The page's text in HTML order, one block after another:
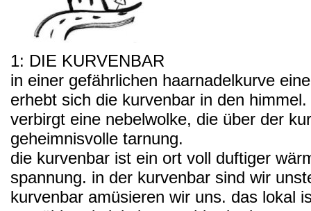
1: DIE KURVENBAR
in einer gefährlichen haarnadelkurve
erhebt sich die kurvenbar in den
verbirgt eine nebelwolke, die über der
geheimnisvolle tarnung.
die kurvenbar ist ein ort voll duftiger
spannung. in der kurvenbar sind wir
kurvenbar amüsieren wir uns. das lokal